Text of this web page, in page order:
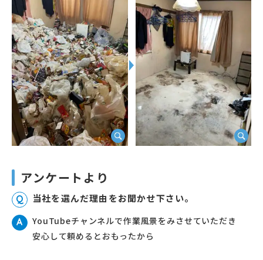
アンケートより
Q 当社を選んだ理由をお聞かせ下さい。
A
YouTubeチャンネルで作業風景をみさせていただき
安心して頼めるとおもったから